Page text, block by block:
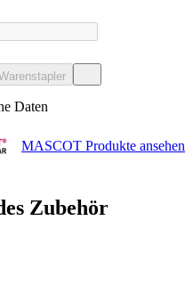
Daten
info@mascot.dk
MASCOT Produkte ansehen
Zubehör